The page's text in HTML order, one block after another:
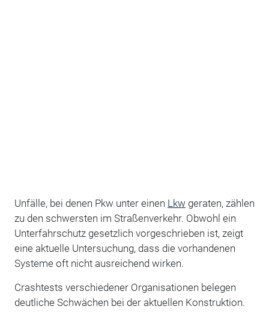
Unfälle, bei denen Pkw unter einen Lkw geraten, zählen
zu den schwersten im Straßenverkehr. Obwohl ein
Unterfahrschutz gesetzlich vorgeschrieben ist, zeigt
eine aktuelle Untersuchung, dass die vorhandenen
Systeme oft nicht ausreichend wirken.
Crashtests verschiedener Organisationen belegen
deutliche Schwächen bei der aktuellen Konstruktion.